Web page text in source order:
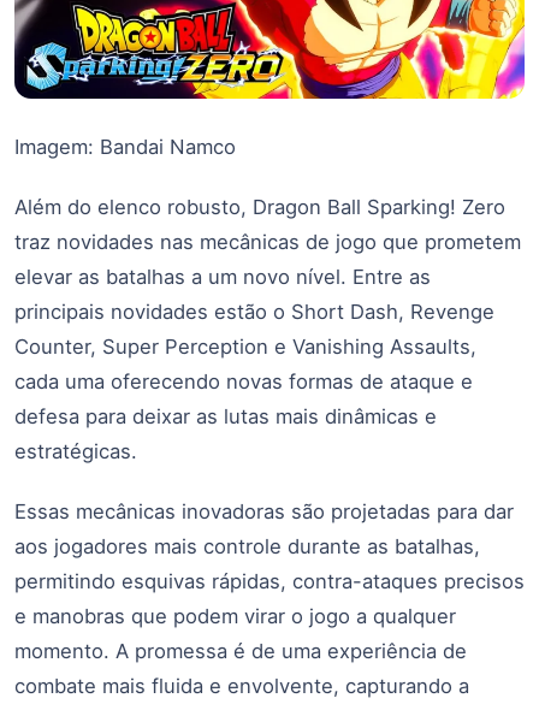
Imagem: Bandai Namco
Além do elenco robusto, Dragon Ball Sparking! Zero
traz novidades nas mecânicas de jogo que prometem
elevar as batalhas a um novo nível. Entre as
principais novidades estão o Short Dash, Revenge
Counter, Super Perception e Vanishing Assaults,
cada uma oferecendo novas formas de ataque e
defesa para deixar as lutas mais dinâmicas e
estratégicas.
Essas mecânicas inovadoras são projetadas para dar
aos jogadores mais controle durante as batalhas,
permitindo esquivas rápidas, contra-ataques precisos
e manobras que podem virar o jogo a qualquer
momento. A promessa é de uma experiência de
combate mais fluida e envolvente, capturando a